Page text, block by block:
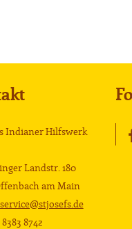
Indianer Hilfswerk
Landstr. 180
am Main
8742